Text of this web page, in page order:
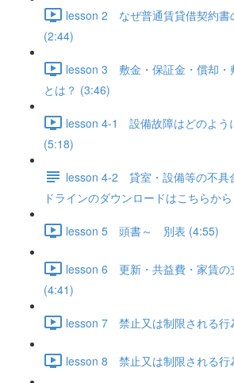
lesson 2 なぜ普通賃貸借契約書
(2:44)
lesson 3 敷金・保証金・償却・
とは？ (3:46)
lesson 4-1 設備故障はどのよう
(5:18)
lesson 4-2 貸室・設備等の不具
ドラインのダウンロードはこちらから
lesson 5 頭書～ 別表 (4:55)
lesson 6 更新・共益費・家賃の
(4:41)
lesson 7 禁止又は制限される行
lesson 8 禁止又は制限される行